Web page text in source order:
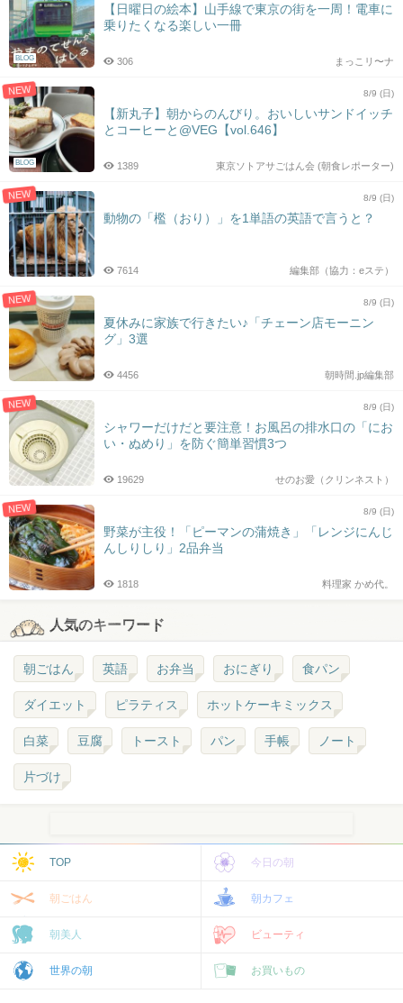
BLOG
【日曜日の絵本】山手線で東京の街を一周！電車に
乗りたくなる楽しい一冊
まっこリ〜ナ
306
NEW
BLOG
8/9 (日)
【新丸子】朝からのんびり。おいしいサンドイッチ
とコーヒーと@VEG【vol.646】
東京ソトアサごはん会 (朝食レポーター)
1389
NEW 8/9 (日)
動物の「檻（おり）」を1単語の英語で言うと？
編集部（協力：eステ）
7614
NEW 8/9 (日)
夏休みに家族で行きたい♪「チェーン店モーニン
グ」3選
朝時間.jp編集部
4456
NEW 8/9 (日)
シャワーだけだと要注意！お風呂の排水口の「にお
い・ぬめり」を防ぐ簡単習慣3つ
せのお愛（クリンネスト）
19629
NEW 8/9 (日)
野菜が主役！「ピーマンの蒲焼き」「レンジにんじ
んしりしり」2品弁当
料理家 かめ代。
1818
人気のキーワード
朝ごはん 英語 お弁当 おにぎり 食パン
ダイエット ピラティス ホットケーキミックス
白菜 豆腐 トースト パン 手帳 ノート
片づけ
TOP 今日の朝
朝ごはん 朝カフェ
朝美人 ビューティ
世界の朝 お買いもの